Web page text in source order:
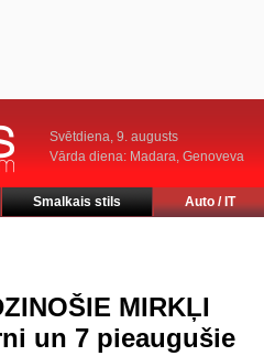
Svētdiena, 9. augusts
Vārda diena: Madara, Genoveva
Smalkais stils Auto / IT
MIRKĻI
un 7 pieaugušie